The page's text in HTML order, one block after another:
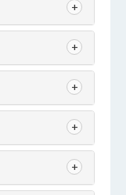
+
+
+
+
+